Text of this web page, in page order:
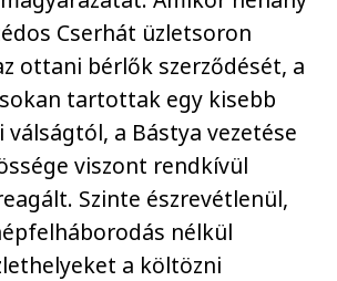
Cserhát üzletsoron
ottani bérlők szerződését, a
tartottak egy kisebb
válságtól, a Bástya vezetése
viszont rendkívül
Szinte észrevétlenül,
nélkül
a költözni